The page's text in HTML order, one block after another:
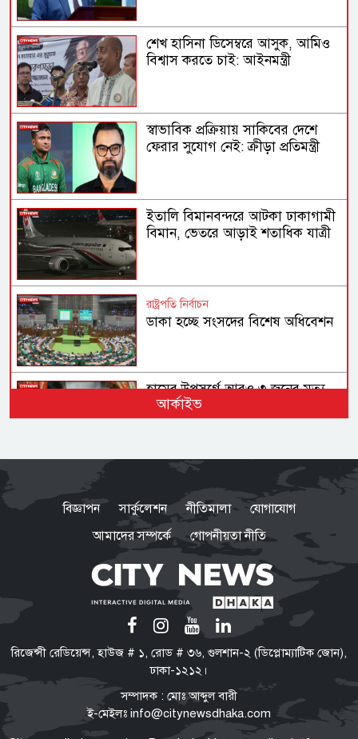
শেখ হাসিনা ডিসেম্বরে আসুক, আমিও
বিশ্বাস করতে চাই: আইনমন্ত্রী
স্বাভাবিক প্রক্রিয়ায় সাকিবের দেশে
ফেরার সুযোগ নেই: ক্রীড়া প্রতিমন্ত্রী
ইতালি বিমানবন্দরে আটকা ঢাকাগামী
বিমান, ভেতরে আড়াই শতাধিক যাত্রী
রাষ্ট্রপতি নির্বাচন
ডাকা হচ্ছে সংসদের বিশেষ অধিবেশন
হামের উপসর্গে আরও ৩ জনের মৃত্যু,
আক্রান্ত ১ হাজার ২১৮
না: স্বরাষ্ট্রমন্ত্রী
সরকার নিত্যপ্রয়োজনীয় দ্রব্যমূল্যের
ঊর্ধ্বগতি ও শান্তি-শৃঙ্খলা রক্ষায় ব্যর্থ :
জামায়াত আমির
‘মব’ তৈরির সংস্কৃতি গণতন্ত্রকে দুর্বল
করে: মির্জা ফখরুল
নিত্যপণ্যের দাম আকাশ ছোঁয়া,
আর্কাইভ
বিজ্ঞাপন সার্কুলেশন নীতিমালা
যোগাযোগ
আমাদের সম্পর্কে
গোপনীয়তা নীতি
রিজেন্সী রেডিয়েন্স, হাউজ # ১, রোড # ৩৬, গুলশান-২ (ডিপ্লোম্যাটিক জোন),
ঢাকা-১২১২।
সম্পাদক : মোঃ আব্দুল বারী
ই-মেইলঃ info@citynewsdhaka.com